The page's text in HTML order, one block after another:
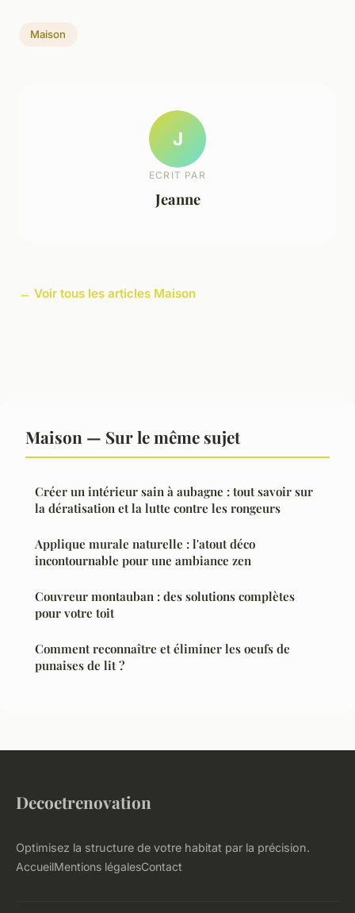
Maison
J
ECRIT PAR
Jeanne
← Voir tous les articles Maison
Maison — Sur le même sujet
Créer un intérieur sain à aubagne : tout savoir sur
la dératisation et la lutte contre les rongeurs
Applique murale naturelle : l'atout déco
incontournable pour une ambiance zen
Couvreur montauban : des solutions complètes
pour votre toit
Comment reconnaître et éliminer les oeufs de
punaises de lit ?
Decoetrenovation
Optimisez la structure de votre habitat par la précision.
AccueilMentions légalesContact